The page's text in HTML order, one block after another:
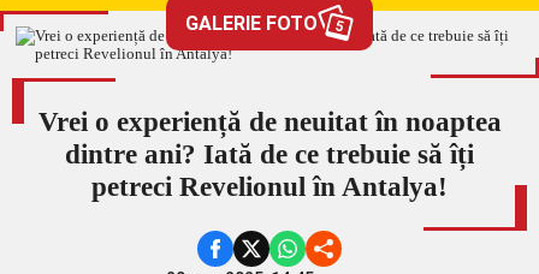
EXCLUSIV
GALERIE FOTO 5
Vrei o experiență de neuitat în noaptea
dintre ani? Iată de ce trebuie să îți
petreci Revelionul în Antalya!